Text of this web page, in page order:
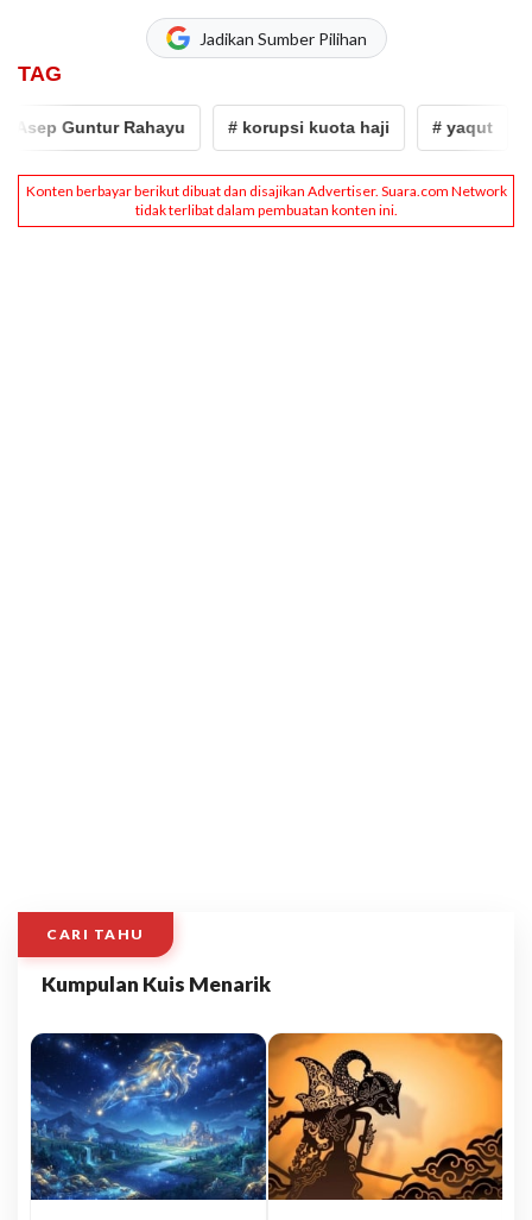
Jadikan Sumber Pilihan
TAG
Guntur Rahayu # korupsi kuota haji # yaqut
CARI TAHU
Kumpulan Kuis Menarik